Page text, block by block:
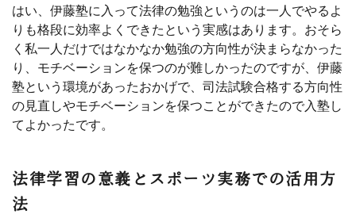
はい、伊藤塾に入って法律の勉強というのは一人でやるよ
りも格段に効率よくできたという実感はあります。おそら
く私一人だけではなかなか勉強の方向性が決まらなかった
り、モチベーションを保つのが難しかったのですが、伊藤
塾という環境があったおかげで、司法試験合格する方向性
の見直しやモチベーションを保つことができたので入塾し
てよかったです。
法律学習の意義とスポーツ実務での活用方
法